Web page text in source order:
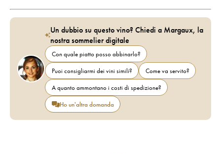
Un dubbio su questo vino? Chiedi a Margaux, la
nostra sommelier digitale
Con quale piatto posso abbinarlo?
Puoi consigliarmi dei vini simili?
Come va servito?
A quanto ammontano i costi di spedizione?
Ho un'altra domanda